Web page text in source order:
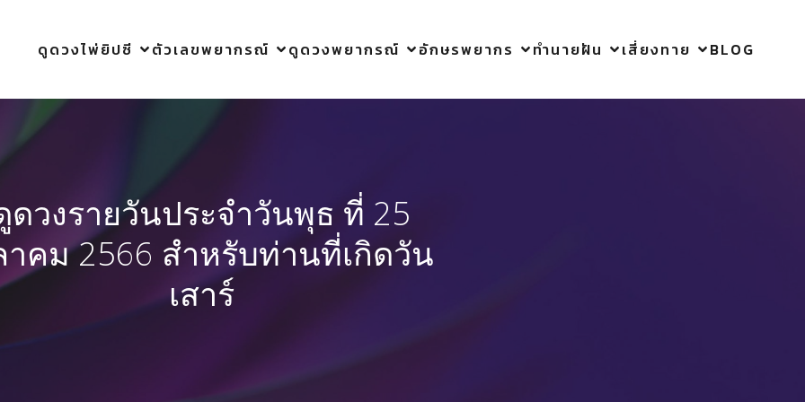
ดูดวงไพ่ยิปซี ตัวเลขพยากรณ์ ดูดวงพยากรณ์ อักษรพยากร ทำนายฝัน เสี่ยงทาย BLOG
ดวงรายวันประจำวันพุธ ที่ 25
คม 2566 สำหรับท่านที่เกิดวัน
เสาร์